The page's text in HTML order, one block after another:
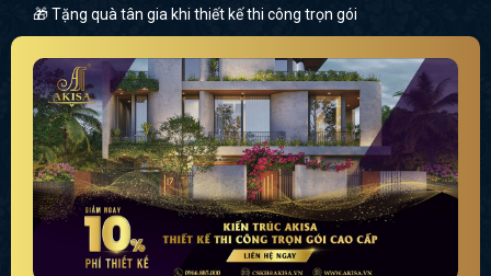
🎁 Tặng quà tân gia khi thiết kế thi công trọn gói